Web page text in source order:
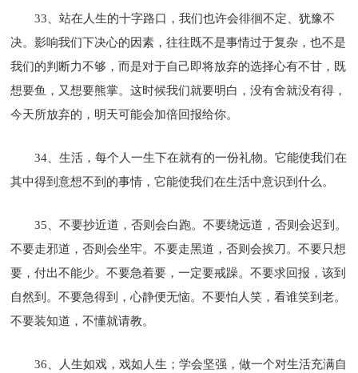
33、站在人生的十字路口，我们也许会徘徊不定、犹豫不
决。影响我们下决心的因素，往往既不是事情过于复杂，也不是
我们的判断力不够，而是对于自己即将放弃的选择心有不甘，既
想要鱼，又想要熊掌。这时候我们就要明白，没有舍就没有得，
今天所放弃的，明天可能会加倍回报给你。
34、生活，每个人一生下在就有的一份礼物。它能使我们在
其中得到意想不到的事情，它能使我们在生活中意识到什么。
35、不要抄近道，否则会白跑。不要绕远道，否则会迟到。
不要走邪道，否则会坐牢。不要走黑道，否则会挨刀。不要只想
要，付出不能少。不要急着要，一定要戒躁。不要求回报，该到
自然到。不要急得到，心静便无恼。不要怕人笑，看谁笑到老。
不要装知道，不懂就请教。
36、人生如戏，戏如人生；学会坚强，做一个对生活充满自